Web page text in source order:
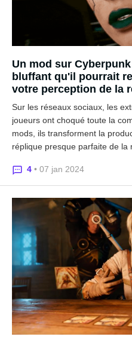
Un mod sur
bluffant qu'il pourrait
votre perception de la
Sur les réseaux sociaux, les
joueurs ont choqué toute la
mods, ils transforment la
réplique presque parfaite de la
4 • 07 jan 2024